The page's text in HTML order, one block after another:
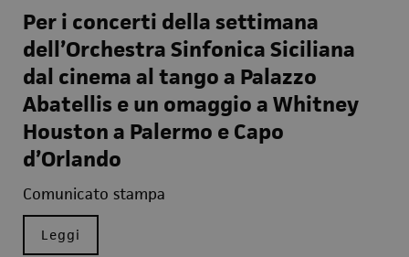
Per i concerti della settimana
dell’Orchestra Sinfonica Siciliana
dal cinema al tango a Palazzo
Abatellis e un omaggio a Whitney
Houston a Palermo e Capo
d’Orlando
Comunicato stampa
Leggi